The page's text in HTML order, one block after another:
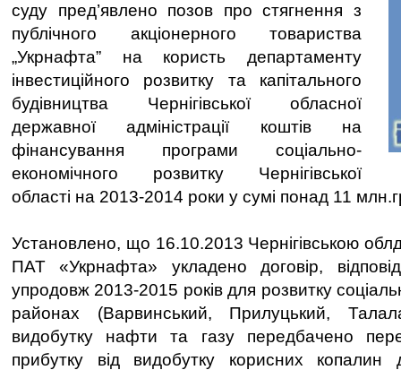
суду пред’явлено позов про стягнення з
публічного акціонерного товариства
„Укрнафта” на користь департаменту
інвестиційного розвитку та капітального
будівництва Чернігівської обласної
державної адміністрації коштів на
фінансування програми соціально-
економічного розвитку Чернігівської
області на 2013-2014 роки у сумі понад 11
Установлено, що 16.10.2013 Чернігівською
ПАТ «Укрнафта» укладено договір,
упродовж 2013-2015 років для розвитку
районах (Варвинський, Прилуцький,
видобутку нафти та газу передбачено
прибутку від видобутку корисних копалин